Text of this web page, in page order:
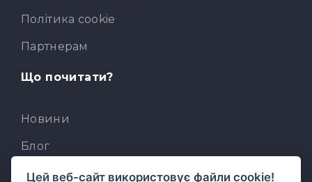
Політика cookie
Партнерам
Що почитати?
Новини
Блог
База знань
Цей веб-сайт використовує файли cookie!